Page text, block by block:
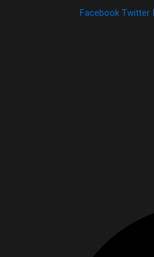
Facebook Twitter